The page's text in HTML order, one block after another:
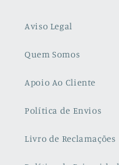
Aviso Legal
Quem Somos
Apoio Ao Cliente
Política de Envios
Livro de Reclamações